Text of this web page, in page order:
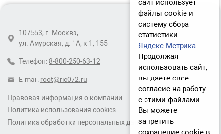
Правовая информация о компании
Политика использования cookies
Политика обработки персональных данных
107553, г. Москва,
ул. Амурская, д. 1А, к 1, 155
Телефон: 8-800-250-63-12
E-mail: root@ric072.ru
сайт использует
файлы cookie и
систему сбора
статистики
Яндекс.Метрика.
Продолжая
использовать сайт,
вы даете свое
согласие на работу
с этими файлами.
Вы можете
запретить
сохранение cookie в